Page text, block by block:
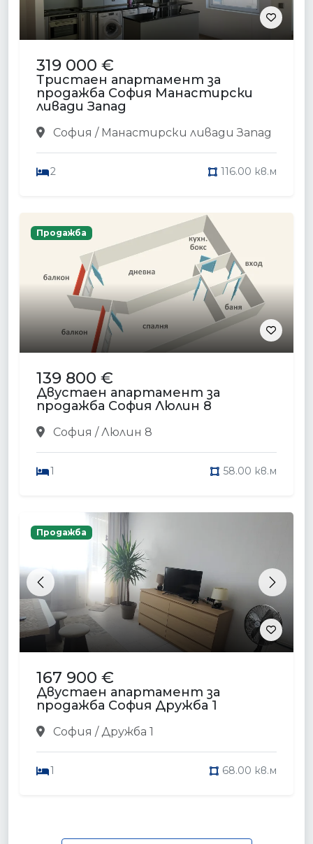
319 000 €
Тристаен апартамент за
продажба София Манастирски
ливади Запад
София / Манастирски ливади Запад
2 116.00 кв.м
Продажба
139 800 €
Двустаен апартамент за
продажба София Люлин 8
София / Люлин 8
1 58.00 кв.м
Previous Next
Продажба
167 900 €
Двустаен апартамент за
продажба София Дружба 1
София / Дружба 1
1 68.00 кв.м